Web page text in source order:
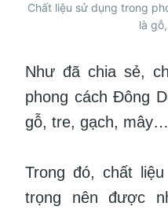
Chất liệu sử dụng trong
là
Như đã chia sẻ,
phong cách Đông
gỗ, tre, gạch, mây…
Trong đó, chất
trọng nên được